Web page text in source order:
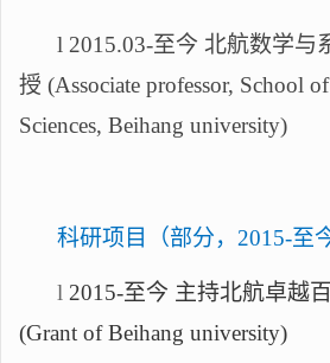
l 2015.03-至今 北航数学与
授 (Associate professor, School
Sciences, Beihang university)
科研项目（部分， 2015-至
l 2015-至今 主持北航卓越
(Grant of Beihang university)